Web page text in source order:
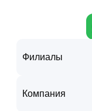
возможность
оперативное
Филиалы
Компания